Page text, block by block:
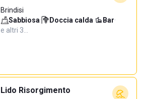
Brindisi
Sabbiosa· Doccia calda· Bar·
e altri 3…
Lido Risorgimento